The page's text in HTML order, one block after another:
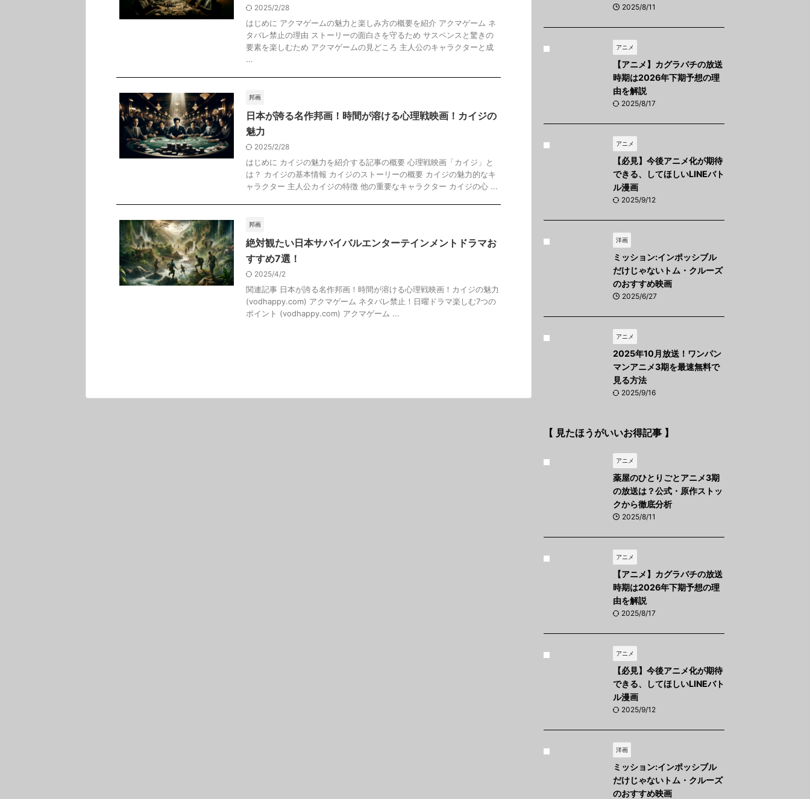
2025/2/28
はじめに アクマゲームの魅力と楽しみ方の概要を紹介 アクマゲーム ネ
タバレ禁止の理由 ストーリーの面白さを守るため サスペンスと驚きの
要素を楽しむため アクマゲームの見どころ 主人公のキャラクターと成
...
邦画
日本が誇る名作邦画！時間が溶ける心理戦映画！カイジの
魅力
2025/2/28
はじめに カイジの魅力を紹介する記事の概要 心理戦映画「カイジ」と
は？ カイジの基本情報 カイジのストーリーの概要 カイジの魅力的なキ
ャラクター 主人公カイジの特徴 他の重要なキャラクター カイジの心 ...
邦画
絶対観たい日本サバイバルエンターテインメントドラマお
すすめ7選！
2025/4/2
関連記事 日本が誇る名作邦画！時間が溶ける心理戦映画！カイジの魅力
(vodhappy.com) アクマゲーム ネタバレ禁止！日曜ドラマ楽しむ7つの
ポイント (vodhappy.com) アクマゲーム ...
2025/8/11
アニメ
【アニメ】カグラバチの放送
時期は2026年下期予想の理
由を解説
2025/8/17
アニメ
【必見】今後アニメ化が期待
できる、してほしいLINEバト
ル漫画
2025/9/12
洋画
ミッション:インポッシブル
だけじゃないトム・クルーズ
のおすすめ映画
2025/6/27
アニメ
2025年10月放送！ワンパン
マンアニメ3期を最速無料で
見る方法
2025/9/16
【 見たほうがいいお得記事 】
アニメ
薬屋のひとりごとアニメ3期
の放送は？公式・原作ストッ
クから徹底分析
2025/8/11
アニメ
【アニメ】カグラバチの放送
時期は2026年下期予想の理
由を解説
2025/8/17
アニメ
【必見】今後アニメ化が期待
できる、してほしいLINEバト
ル漫画
2025/9/12
洋画
ミッション:インポッシブル
だけじゃないトム・クルーズ
のおすすめ映画